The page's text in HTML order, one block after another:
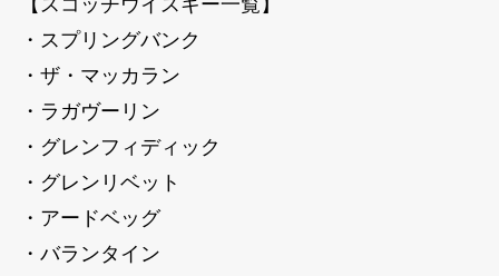
・スプリングバンク
・ザ・マッカラン
・ラガヴーリン
・グレンフィディック
・グレンリベット
・アードベッグ
・バランタイン